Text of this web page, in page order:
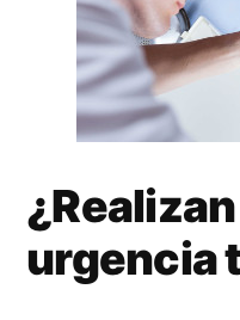
urgencia